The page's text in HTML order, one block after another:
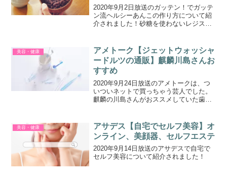
あんこ
2020年9月2日放送のガッテン！でガッテ
ン流ヘルシーあんこの作り方について紹
介されました！砂糖を使わないレジスタ
美容・健康
アメトーク【ジェットウォッシャ
ードルツの通販】麒麟川島さんお
すすめ
2020年9月24日放送のアメトークは、つ
いついネットで買っちゃう芸人でした。
麒麟の川島さんがおススメしていた歯を
を紹介します。パナソニック ジェットウ
ォッシャードルツ...
美容・健康
アサデス【自宅でセルフ美容】オ
ンライン、美顔器、セルフエステ
2020年9月14日放送のアサデスで自宅で
セルフ美容について紹介されました！